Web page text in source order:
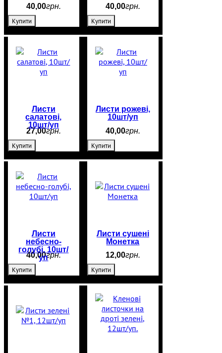
40,00грн.
Купити
40,00грн.
Купити
Листи
салатові,
10шт/уп
27,00грн.
Купити
Листи рожеві,
10шт/уп
40,00грн.
Купити
Листи
небесно-
голубі, 10шт/
уп
40,00грн.
Купити
Листи сушені
Монетка
12,00грн.
Купити